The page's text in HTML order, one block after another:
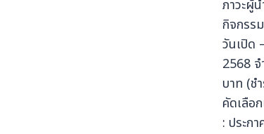
ภาวะผู้
กิจกรร
วันเปิด
2568
บาท (ช
คัดเลือ
: ประก